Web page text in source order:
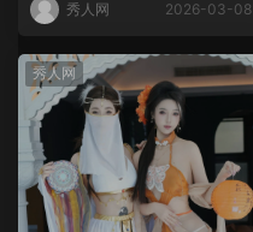
秀人网 2026-03-08
秀人网